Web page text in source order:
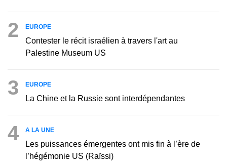
2 EUROPE
Contester le récit israélien à travers l'art au
Palestine Museum US
3 EUROPE
La Chine et la Russie sont interdépendantes
4 A LA UNE
Les puissances émergentes ont mis fin à l’ère de
l’hégémonie US (Raïssi)